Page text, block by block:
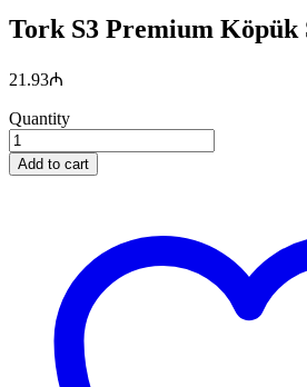
Tork S3 Premium Köpük
21.93₼
Quantity
Add to cart